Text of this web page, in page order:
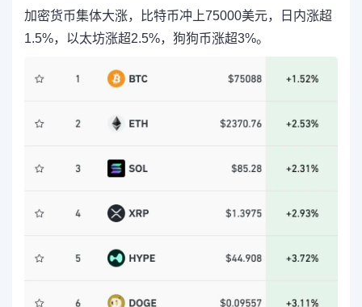
加密货币集体大涨，比特币冲上75000美元，日内涨超
1.5%，以太坊涨超2.5%，狗狗币涨超3%。